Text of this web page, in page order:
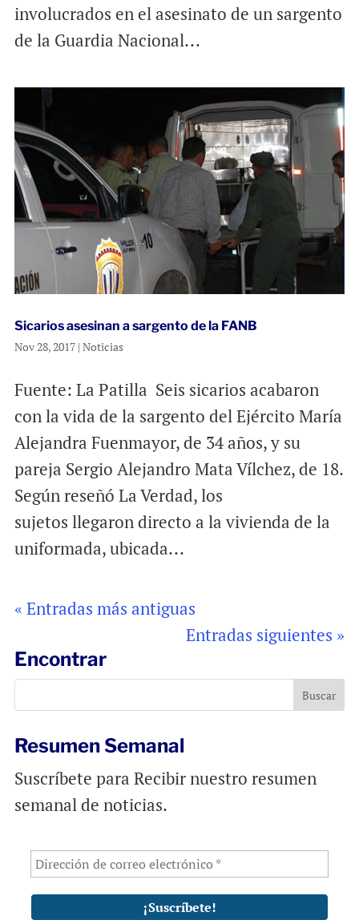
involucrados en el asesinato de un sargento
de la Guardia Nacional...
Sicarios asesinan a sargento de la FANB
Nov 28, 2017| Noticias
Fuente: La Patilla Seis sicarios acabaron
con la vida de la sargento del Ejército María
Alejandra Fuenmayor, de 34 años, y su
pareja Sergio Alejandro Mata Vílchez, de 18.
Según reseñó La Verdad, los
sujetos llegaron directo a la vivienda de la
uniformada, ubicada...
« Entradas más antiguas
Entradas siguientes »
Encontrar
Resumen Semanal
Suscríbete para Recibir nuestro resumen
semanal de noticias.